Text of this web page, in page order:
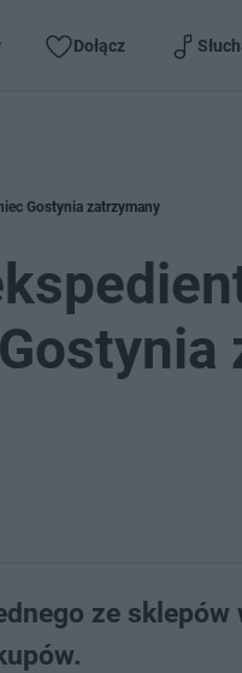
Dołącz
Gostynia zatrzymany
ze